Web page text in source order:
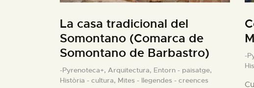
La casa tradicional del
Somontano (Comarca de
Somontano de Barbastro)
-Pyrenoteca+, Arquitectura, Entorn - paisatge,
Història - cultura, Mites - llegendes - creences
-